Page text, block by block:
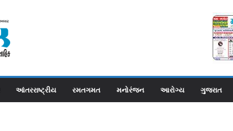
આંતરરાષ્ટ્રીય રમતગમત મનોરંજન આરોગ્ય ગુજરાત